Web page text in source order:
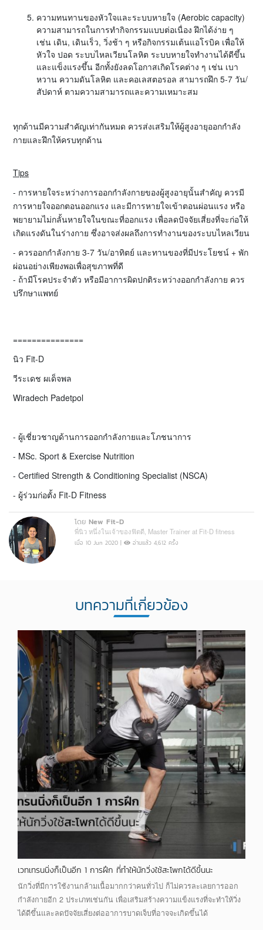
ความทนทานของหัวใจและระบบหายใจ (Aerobic capacity)
ความสามารถในการทำกิจกรรมแบบต่อเนื่อง ฝึกได้ง่าย ๆ
เช่น เดิน, เดินเร็ว, วิ่งช้า ๆ หรือกิจกรรมเต้นแอโรบิค เพื่อให้
หัวใจ ปอด ระบบไหลเวียนโลหิต ระบบหายใจทำงานได้ดีขึ้น
และแข็งแรงขึ้น อีกทั้งยังลดโอกาสเกิดโรคต่าง ๆ เช่น เบา
หวาน ความดันโลหิต และคอเลสตอรอล สามารถฝึก 5-7 วัน/
สัปดาห์ ตามความสามารถและความเหมาะสม
ทุกด้านมีความสำคัญเท่ากันหมด ควรส่งเสริมให้ผู้สูงอายุออกกำลัง
กายและฝึกให้ครบทุกด้าน
Tips
- การหายใจระหว่างการออกกำลังกายของผู้สูงอายุนั้นสำคัญ ควรมี
การหายใจออกตอนออกแรง และมีการหายใจเข้าตอนผ่อนแรง หรือ
พยายามไม่กลั้นหายใจในขณะที่ออกแรง เพื่อลดปัจจัยเสี่ยงที่จะก่อให้
เกิดแรงดันในร่างกาย ซึ่งอาจส่งผลถึงการทำงานของระบบไหลเวียน
- ควรออกกำลังกาย 3-7 วัน/อาทิตย์ และทานของที่มีประโยชน์ + พัก
ผ่อนอย่างเพียงพอเพื่อสุขภาพที่ดี
- ถ้ามีโรคประจำตัว หรือมีอาการผิดปกติระหว่างออกกำลังกาย ควร
ปรึกษาแพทย์
===============
นิว Fit-D
วีระเดช ผเด็จพล
Wiradech Padetpol
- ผู้เชี่ยวชาญด้านการออกกำลังกายและโภชนาการ
- MSc. Sport & Exercise Nutrition
- Certified Strength & Conditioning Specialist (NSCA)
- ผู้ร่วมก่อตั้ง Fit-D Fitness
โดย New Fit-D
พี่นิว หนึ่งในเจ้าของฟิตดี, Master Trainer at Fit-D fitness
เมื่อ 10 Jun 2020 | อ่านแล้ว 4,612 ครั้ง
บทความที่เกี่ยวข้อง
เวทเทรนนิ่งก็เป็นอีก 1 การฝึก ที่ทำให้นักวิ่งใช้สะโพกได้ดีขึ้นนะ
นักวิ่งที่มีการใช้งานกล้ามเนื้อมากกว่าคนทั่วไป ก็ไม่ควรละเลยการออก
กำลังกายอีก 2 ประเภทเช่นกัน เพื่อเสริมสร้างความแข็งแรงที่จะทำให้วิ่ง
ได้ดีขึ้นและลดปัจจัยเสี่ยงต่ออาการบาดเจ็บที่อาจจะเกิดขึ้นได้